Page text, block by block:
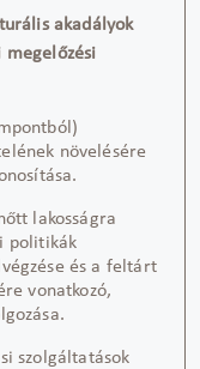
akadályok
megelőzési
növelésére
lakosságra
politikák
és a feltárt
vonatkozó,
szolgáltatások